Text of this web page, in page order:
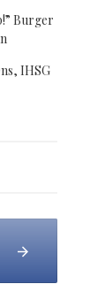
Burger
IHSG